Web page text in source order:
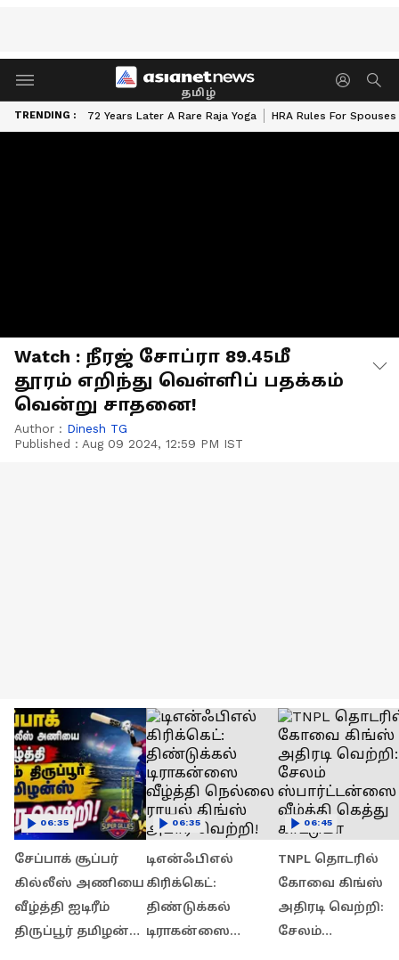
தமிழ்
TRENDING : 72 Years Later A Rare Raja Yoga HRA Rules For Spouses
Watch : நீரஜ் சோப்ரா 89.45மீ
தூரம் எறிந்து வெள்ளிப் பதக்கம்
வென்று சாதனை!
Author : Dinesh TG
Published : Aug 09 2024, 12:59 PM IST
சேப்பாக் சூப்பர்
கில்லீஸ் அணியை
வீழ்த்தி ஐடிரீம்
திருப்பூர் தமிழன்ஸ்
06:35
டிஎன்ஃபிஎல்
கிரிக்கெட்:
திண்டுக்கல்
டிராகன்ஸை
06:35
TNPL தொடரில்
கோவை கிங்ஸ்
அதிரடி வெற்றி:
சேலம்
06:45